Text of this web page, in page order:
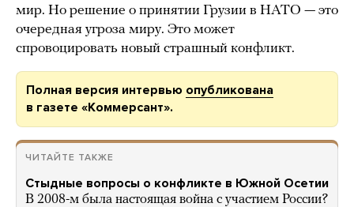
мир. Но решение о принятии Грузии в НАТО — это
очередная угроза миру. Это может
спровоцировать новый страшный конфликт.
Полная версия интервью опубликована
в газете «Коммерсант».
ЧИТАЙТЕ ТАКЖЕ
Стыдные вопросы о конфликте в Южной Осетии
В 2008-м была настоящая война с участием России?